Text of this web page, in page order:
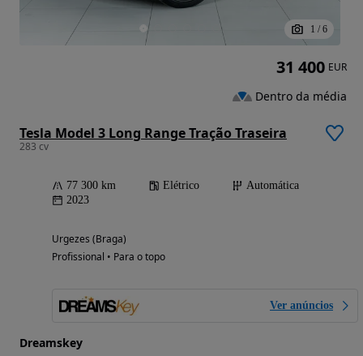
1 / 6
Tesla Model 3 Long Range Tração Traseira
283 cv
77 300 km Elétrico
Automática
2023
Urgezes (Braga)
Profissional • Para o topo
Ver anúncios
Dreamskey
31 400 EUR
Dentro da média